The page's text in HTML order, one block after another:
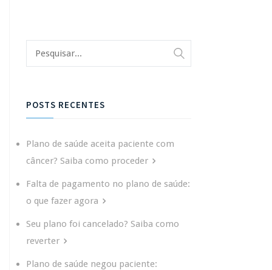
POSTS RECENTES
Plano de saúde aceita paciente com
câncer? Saiba como proceder
Falta de pagamento no plano de saúde:
o que fazer agora
Seu plano foi cancelado? Saiba como
reverter
Plano de saúde negou paciente: